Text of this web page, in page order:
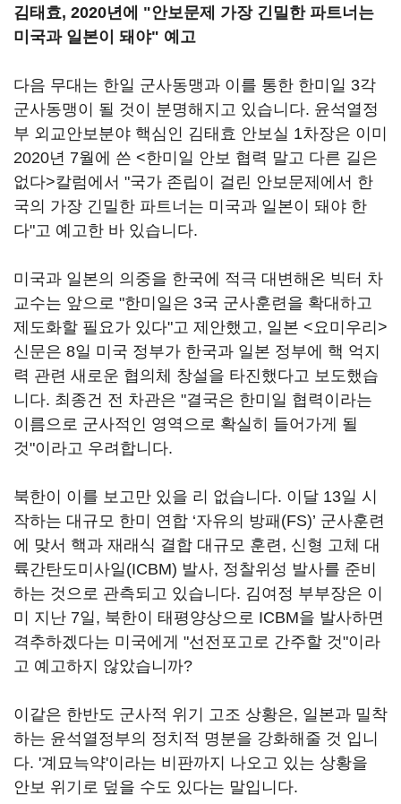
김태효, 2020년에 "안보문제 가장 긴밀한 파트너는
미국과 일본이 돼야" 예고
다음 무대는 한일 군사동맹과 이를 통한 한미일 3각
군사동맹이 될 것이 분명해지고 있습니다. 윤석열정
부 외교안보분야 핵심인 김태효 안보실 1차장은 이미
2020년 7월에 쓴 <한미일 안보 협력 말고 다른 길은
없다>칼럼에서 "국가 존립이 걸린 안보문제에서 한
국의 가장 긴밀한 파트너는 미국과 일본이 돼야 한
다"고 예고한 바 있습니다.
미국과 일본의 의중을 한국에 적극 대변해온 빅터 차
교수는 앞으로 "한미일은 3국 군사훈련을 확대하고
제도화할 필요가 있다"고 제안했고, 일본 <요미우리>
신문은 8일 미국 정부가 한국과 일본 정부에 핵 억지
력 관련 새로운 협의체 창설을 타진했다고 보도했습
니다. 최종건 전 차관은 "결국은 한미일 협력이라는
이름으로 군사적인 영역으로 확실히 들어가게 될
것"이라고 우려합니다.
북한이 이를 보고만 있을 리 없습니다. 이달 13일 시
작하는 대규모 한미 연합 ‘자유의 방패(FS)’ 군사훈련
에 맞서 핵과 재래식 결합 대규모 훈련, 신형 고체 대
륙간탄도미사일(ICBM) 발사, 정찰위성 발사를 준비
하는 것으로 관측되고 있습니다. 김여정 부부장은 이
미 지난 7일, 북한이 태평양상으로 ICBM을 발사하면
격추하겠다는 미국에게 "선전포고로 간주할 것"이라
고 예고하지 않았습니까?
이같은 한반도 군사적 위기 고조 상황은, 일본과 밀착
하는 윤석열정부의 정치적 명분을 강화해줄 것 입니
다. '계묘늑약'이라는 비판까지 나오고 있는 상황을
안보 위기로 덮을 수도 있다는 말입니다.